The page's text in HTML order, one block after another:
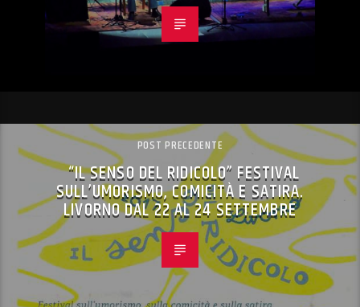
POST PRECEDENTE
“IL SENSO DEL RIDICOLO” FESTIVAL
SULL’UMORISMO, COMICITÀ E SATIRA.
LIVORNO DAL 22 AL 24 SETTEMBRE